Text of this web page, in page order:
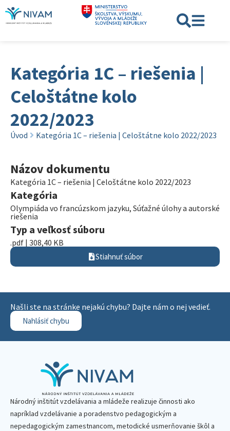
Kategória 1C – riešenia |
Celoštátne kolo
2022/2023
Úvod Kategória 1C – riešenia | Celoštátne kolo 2022/2023
Názov dokumentu
Kategória 1C – riešenia | Celoštátne kolo 2022/2023
Kategória
Olympiáda vo francúzskom jazyku, Súťažné úlohy a autorské
riešenia
Typ a veľkosť súboru
.pdf | 308,40 KB
Stiahnuť súbor
Našli ste na stránke nejakú chybu? Dajte nám o nej vedieť.
Nahlásiť chybu
Národný inštitút vzdelávania a mládeže realizuje činnosti ako
napríklad vzdelávanie a poradenstvo pedagogickým a
nepedagogickým zamestnancom, metodické usmerňovanie škôl a